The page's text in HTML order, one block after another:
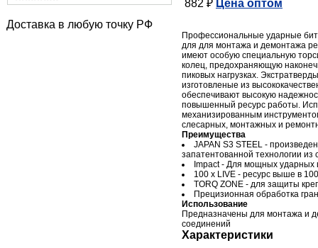
Доставка в любую точку РФ
882 ₽ Цена оптом
Профессиональные ударные
для для монтажа и демонтажа
имеют особую специальную
колец, предохраняющую
пиковых нагрузках.
изготовленые из
обеспечивают высокую
повышенный ресурс работы.
механизированным
слесарных, монтажных и
Преимущества
JAPAN S3 STEEL -
запатентованной технологии из
Impact - Для мощных ударных
100 x LIVE - ресурс выше в
TORQ ZONE - для защиты
Прецизионная обработка
Использование
Предназначены для монтажа и
соединений
Характеристики